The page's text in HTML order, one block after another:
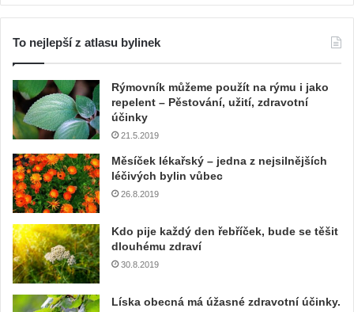
To nejlepší z atlasu bylinek
Rýmovník můžeme použít na rýmu i jako
repelent – Pěstování, užití, zdravotní
účinky
21.5.2019
Měsíček lékařský – jedna z nejsilnějších
léčivých bylin vůbec
26.8.2019
Kdo pije každý den řebříček, bude se těšit
dlouhému zdraví
30.8.2019
Líska obecná má úžasné zdravotní účinky.